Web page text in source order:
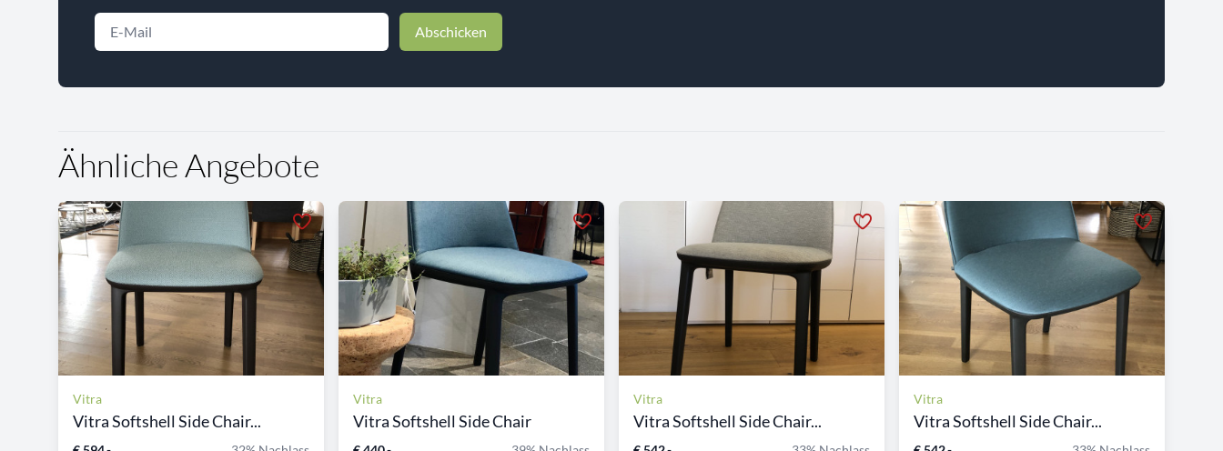
Abschicken
Ähnliche Angebote
Vitra
Vitra Softshell Side Chair...
Vitra
Vitra Softshell Side Chair
Vitra
Vitra Softshell Side Chair...
Vitra
Vitra Softshell Side Chair...